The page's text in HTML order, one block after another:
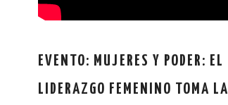
EVENTO: MUJERES Y PODER: EL
LIDERAZGO FEMENINO TOMA LA